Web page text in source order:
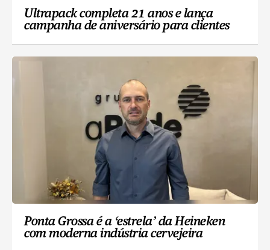
Ultrapack completa 21 anos e lança
campanha de aniversário para clientes
Ponta Grossa é a ‘estrela’ da Heineken
com moderna indústria cervejeira